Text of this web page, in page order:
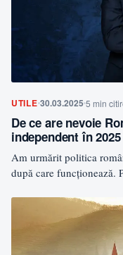
UTILE 30.03.2025 5 min
De ce are nevoie
independent în 2025
Am urmărit politica
după care funcționează.